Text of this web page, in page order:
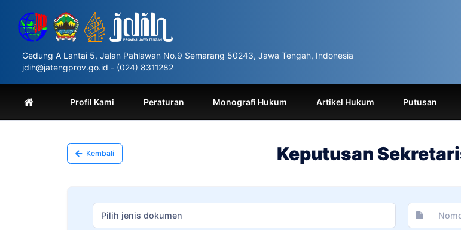
website
includes
accessibility
system.
Control-
F11
Gedung A Lantai 5, Jalan Pahlawan No.9 Semarang 50243, Jawa Tengah, Indonesia
jdih@jatengprov.go.id - (024) 8311282
Profil Kami Peraturan Monografi Hukum Artikel Hukum Putusan
Kembali Keputusan
Pilih jenis dokumen